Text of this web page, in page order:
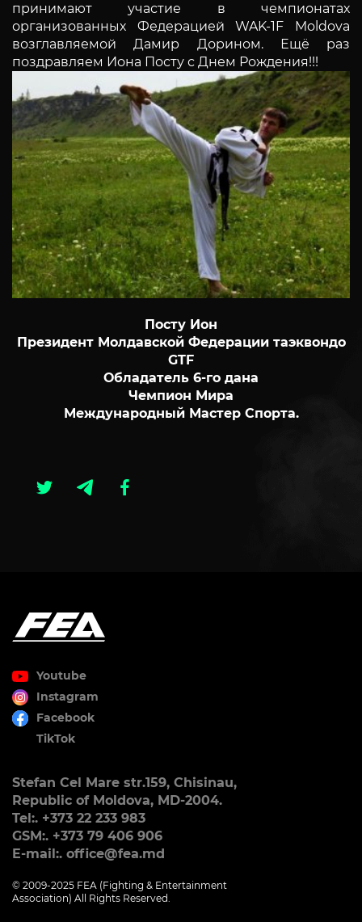
принимают участие в чемпионатах
организованных Федерацией WAK-1F Moldova
возглавляемой Дамир Дорином. Ещё раз
поздравляем Иона Посту с Днем Рождения!!!
Посту Ион
Президент Молдавской Федерации таэквондо
GTF
Обладатель 6-го дана
Чемпион Мира
Международный Мастер Спорта.
Youtube
Instagram
Facebook
TikTok
Stefan Cel Mare str.159, Chisinau,
Republic of Moldova, MD-2004.
Tel:. +373 22 233 983
GSM:. +373 79 406 906
E-mail:. office@fea.md
© 2009-2025 FEA (Fighting & Entertainment
Association) All Rights Reserved.